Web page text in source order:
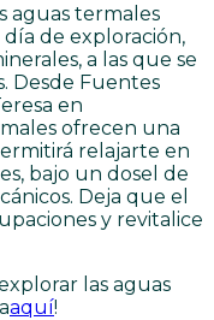
aguas termales
de exploración,
a las que se
Desde Fuentes
en
ofrecen una
relajarte en
bajo un dosel de
Deja que el
y revitalice
las aguas
aquí!